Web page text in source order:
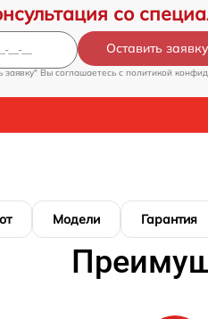
со
Оставить заявку
Вы соглашаетесь c политикой
Модели Гарантия